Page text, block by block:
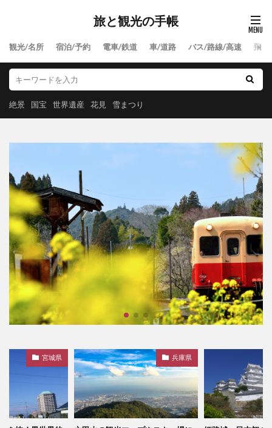
旅と観光の手帳
観光/名所 宿泊/予約 電車/鉄道 車/道路 バス/路線/高速 飛行
絶景 国宝 世界遺産 花見 雪まつり
兵庫県 兵庫県